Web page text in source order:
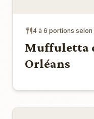
4 à 6 portions
Muffuletta
Orléans